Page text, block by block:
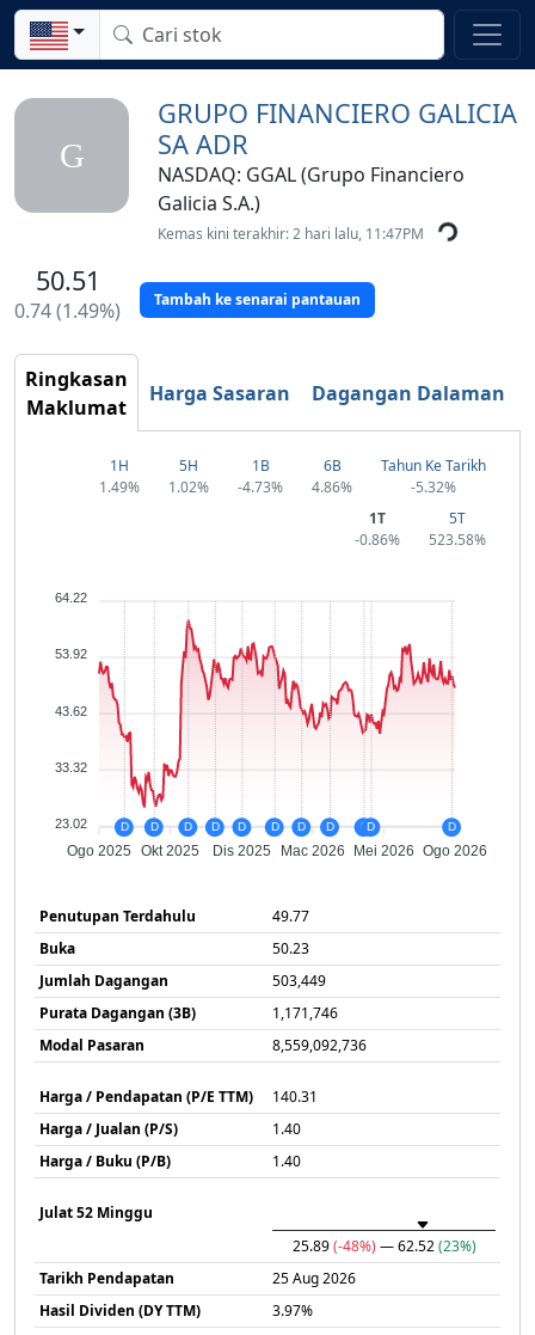
G
GRUPO FINANCIERO GALICIA
SA ADR
NASDAQ: GGAL (Grupo Financiero
Galicia S.A.)
Kemas kini terakhir: 2 hari lalu, 11:47PM
50.51
0.74 (1.49%) Tambah ke senarai pantauan
Ringkasan
Maklumat
Harga Sasaran Dagangan Dalaman
1H
1.49%
5H
1.02%
1B
-4.73%
6B
4.86%
Tahun Ke Tarikh
-5.32%
1T
-0.86%
5T
523.58%
64.22
53.92
43.62
33.32
23.02
Ogo 2025 Okt 2025 Dis 2025 Mac 2026 Mei 2026 Ogo 2026
D D D D D D D D DD D
Penutupan Terdahulu
49.77
Buka
50.23
Jumlah Dagangan
503,449
Purata Dagangan (3B)
1,171,746
Modal Pasaran
8,559,092,736
Harga / Pendapatan (P/E TTM)
140.31
Harga / Jualan (P/S)
1.40
Harga / Buku (P/B)
1.40
Julat 52 Minggu
25.89(-48%) — 62.52(23%)
Tarikh Pendapatan
25 Aug 2026
Hasil Dividen (DY TTM)
3.97%